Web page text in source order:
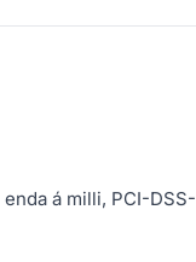
á milli, PCI-DSS-